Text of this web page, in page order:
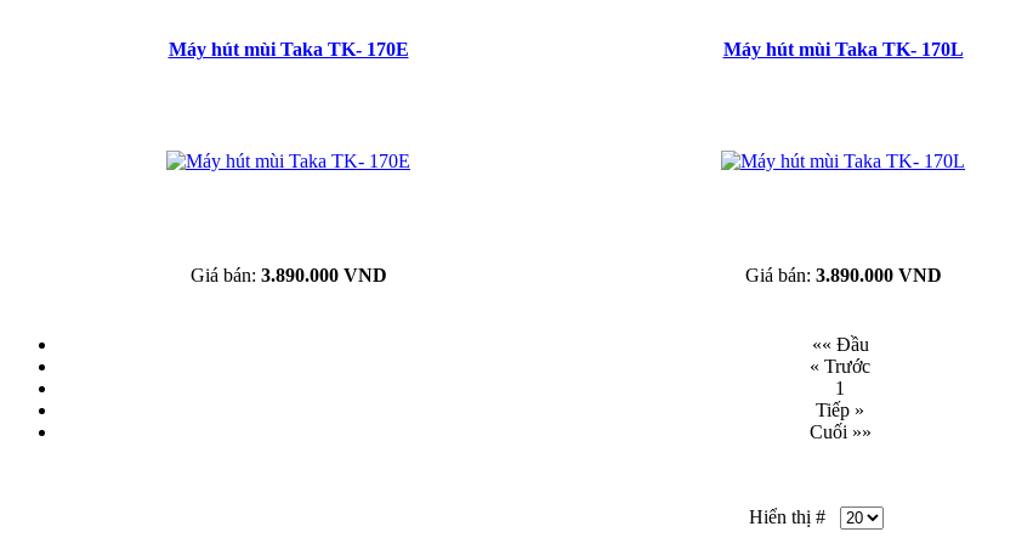
Máy hút mùi Taka TK- 170E
Giá bán: 3.890.000 VND
Máy hút mùi Taka TK- 170L
Giá bán: 3.890.000 VND
«« Đầu
« Trước
1
Tiếp »
Cuối »»
Hiển thị #